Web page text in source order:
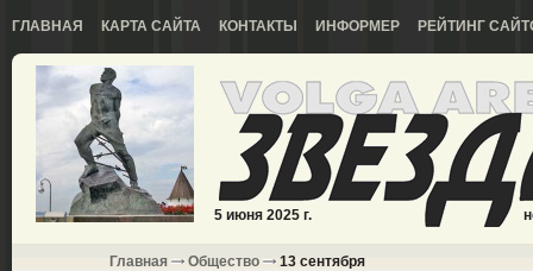
ГЛАВНАЯ КАРТА САЙТА КОНТАКТЫ ИНФОРМЕР РЕЙТИНГ
5 июня 2025 г.
Главная Общество 13 сентября